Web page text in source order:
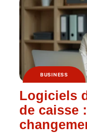
BUSINESS
Logiciels
de caisse